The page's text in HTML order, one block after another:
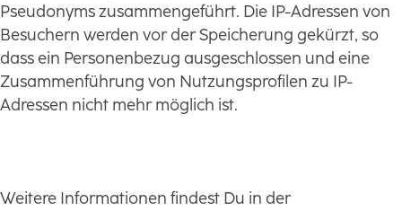
Pseudonyms zusammengeführt. Die IP-Adressen von
Besuchern werden vor der Speicherung gekürzt, so
dass ein Personenbezug ausgeschlossen und eine
Zusammenführung von Nutzungsprofilen zu IP-
Adressen nicht mehr möglich ist.
Weitere Informationen findest Du in der